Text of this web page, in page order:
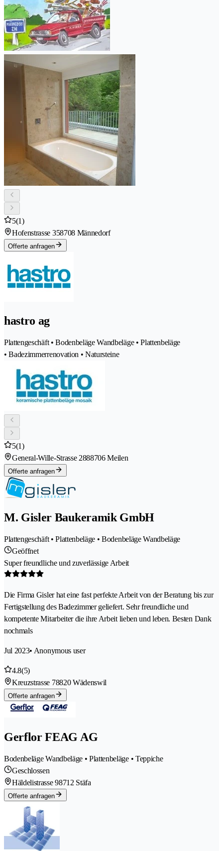
5(1)
Hofenstrasse 358708 Männedorf
Offerte anfragen
hastro ag
Plattengeschäft • Bodenbeläge Wandbeläge • Plattenbeläge
• Badezimmerrenovation • Natursteine
5(1)
General-Wille-Strasse 2888706 Meilen
Offerte anfragen
M. Gisler Baukeramik GmbH
Plattengeschäft • Plattenbeläge • Bodenbeläge Wandbeläge
Geöffnet
Super freundliche und zuverlässige Arbeit
Die Firma Gisler hat eine fast perfekte Arbeit von der Beratung bis zur
Fertigstellung des Badezimmer geliefert. Sehr freundliche und
kompetente Mitarbeiter die ihre Arbeit lieben und leben. Besten Dank
nochmals
Jul 2023• Anonymous user
4.8(5)
Kreuzstrasse 78820 Wädenswil
Offerte anfragen
Gerflor FEAG AG
Bodenbeläge Wandbeläge • Plattenbeläge • Teppiche
Geschlossen
Häldelistrasse 98712 Stäfa
Offerte anfragen